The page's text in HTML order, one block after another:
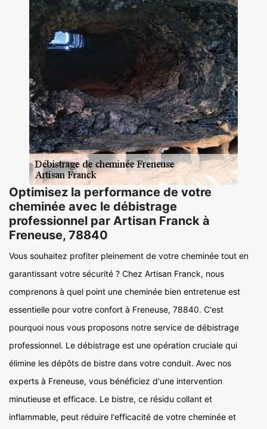
Optimisez la performance de votre
cheminée avec le débistrage
professionnel par Artisan Franck à
Freneuse, 78840
Vous souhaitez profiter pleinement de votre cheminée tout en
garantissant votre sécurité ? Chez Artisan Franck, nous
comprenons à quel point une cheminée bien entretenue est
essentielle pour votre confort à Freneuse, 78840. C'est
pourquoi nous vous proposons notre service de débistrage
professionnel. Le débistrage est une opération cruciale qui
élimine les dépôts de bistre dans votre conduit. Avec nos
experts à Freneuse, vous bénéficiez d'une intervention
minutieuse et efficace. Le bistre, ce résidu collant et
inflammable, peut réduire l'efficacité de votre cheminée et